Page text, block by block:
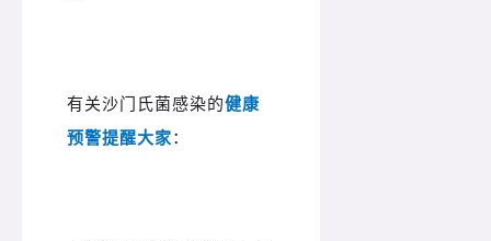
有关沙门氏菌感染的健康
预警提醒大家：